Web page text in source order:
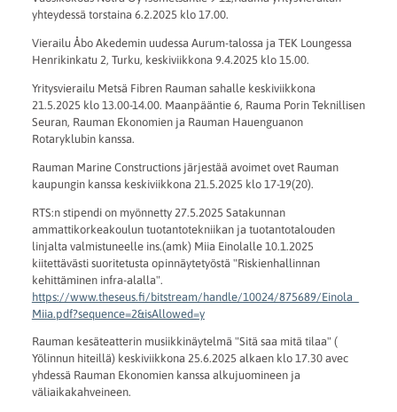
yhteydessä torstaina 6.2.2025 klo 17.00.
Vierailu Åbo Akedemin uudessa Aurum-talossa ja TEK Loungessa
Henrikinkatu 2, Turku, keskiviikkona 9.4.2025 klo 15.00.
Yritysvierailu Metsä Fibren Rauman sahalle keskiviikkona
21.5.2025 klo 13.00-14.00. Maanpääntie 6, Rauma Porin Teknillisen
Seuran, Rauman Ekonomien ja Rauman Hauenguanon
Rotaryklubin kanssa.
Rauman Marine Constructions järjestää avoimet ovet Rauman
kaupungin kanssa keskiviikkona 21.5.2025 klo 17-19(20).
RTS:n stipendi on myönnetty 27.5.2025 Satakunnan
ammattikorkeakoulun tuotantotekniikan ja tuotantotalouden
linjalta valmistuneelle ins.(amk) Miia Einolalle 10.1.2025
kiitettävästi suoritetusta opinnäytetyöstä "Riskienhallinnan
kehittäminen infra-alalla".
https://www.theseus.fi/bitstream/handle/10024/875689/Einola_
Miia.pdf?sequence=2&isAllowed=y
Rauman kesäteatterin musiikkinäytelmä "Sitä saa mitä tilaa" (
Yölinnun hiteillä) keskiviikkona 25.6.2025 alkaen klo 17.30 avec
yhdessä Rauman Ekonomien kanssa alkujuomineen ja
väliaikakahveineen.